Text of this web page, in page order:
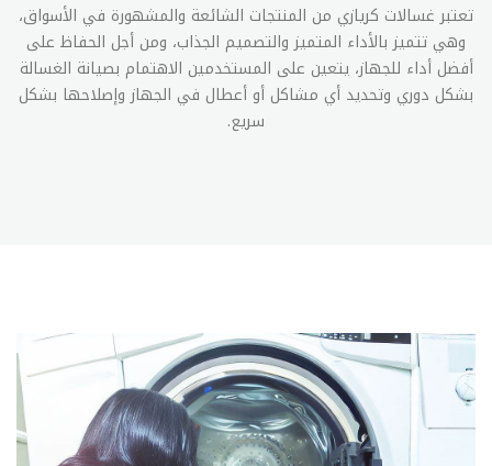
تعتبر غسالات كريازي من المنتجات الشائعة والمشهورة في الأسواق،
وهي تتميز بالأداء المتميز والتصميم الجذاب، ومن أجل الحفاظ على
أفضل أداء للجهاز، يتعين على المستخدمين الاهتمام بصيانة الغسالة
بشكل دوري وتحديد أي مشاكل أو أعطال في الجهاز وإصلاحها بشكل
سريع.